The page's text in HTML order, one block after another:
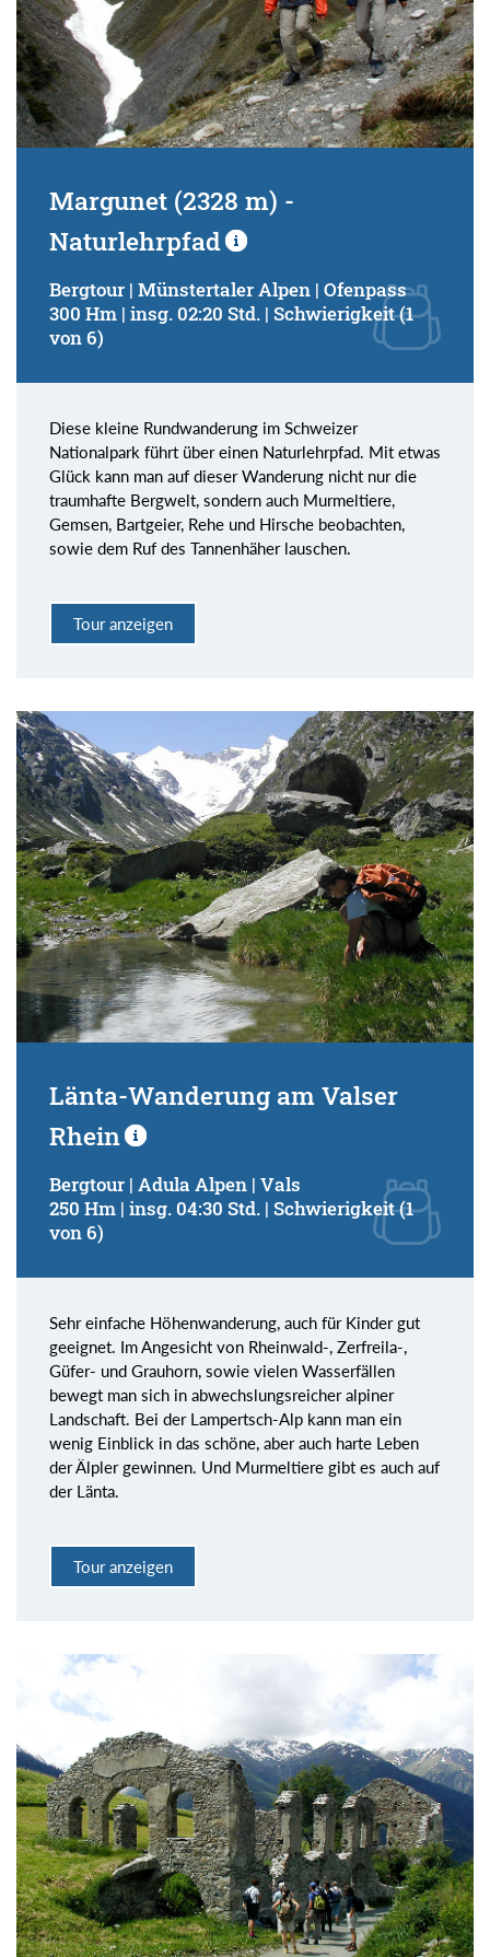
Margunet (2328 m) -
Naturlehrpfad
Bergtour | Münstertaler Alpen | Ofenpass
300 Hm | insg. 02:20 Std. | Schwierigkeit (1
von 6)
Diese kleine Rundwanderung im Schweizer
Nationalpark führt über einen Naturlehrpfad. Mit etwas
Glück kann man auf dieser Wanderung nicht nur die
traumhafte Bergwelt, sondern auch Murmeltiere,
Gemsen, Bartgeier, Rehe und Hirsche beobachten,
sowie dem Ruf des Tannenhäher lauschen.
Tour anzeigen
Länta-Wanderung am Valser
Rhein
Bergtour | Adula Alpen | Vals
250 Hm | insg. 04:30 Std. | Schwierigkeit (1
von 6)
Sehr einfache Höhenwanderung, auch für Kinder gut
geeignet. Im Angesicht von Rheinwald-, Zerfreila-,
Güfer- und Grauhorn, sowie vielen Wasserfällen
bewegt man sich in abwechslungsreicher alpiner
Landschaft. Bei der Lampertsch-Alp kann man ein
wenig Einblick in das schöne, aber auch harte Leben
der Älpler gewinnen. Und Murmeltiere gibt es auch auf
der Länta.
Tour anzeigen